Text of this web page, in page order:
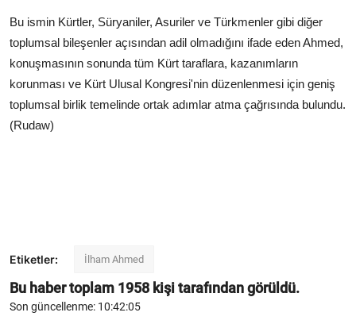
Bu ismin Kürtler, Süryaniler, Asuriler ve Türkmenler gibi diğer
toplumsal bileşenler açısından adil olmadığını ifade eden Ahmed,
konuşmasının sonunda tüm Kürt taraflara, kazanımların
korunması ve Kürt Ulusal Kongresi'nin düzenlenmesi için geniş
toplumsal birlik temelinde ortak adımlar atma çağrısında bulundu.
(Rudaw)
Etiketler: İlham Ahmed
Bu haber toplam 1958 kişi tarafından görüldü.
Son güncellenme: 10:42:05